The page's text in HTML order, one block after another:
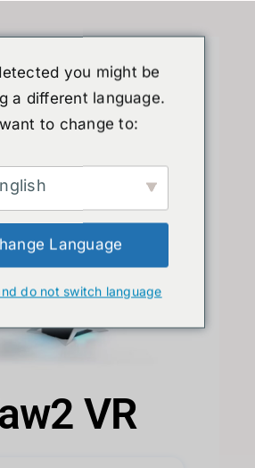
VR
you might be
a different language.
to change to:
Language
do not switch language